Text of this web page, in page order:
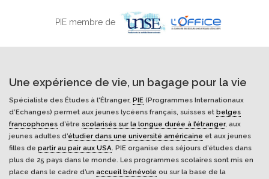
PIE membre de
Une expérience de vie, un bagage pour la vie
Spécialiste des Études à l'Étranger, PIE (Programmes Internationaux
d’Echanges) permet aux jeunes lycéens français, suisses et belges
francophones d’être scolarisés sur la longue durée à l’étranger, aux
jeunes adultes d’étudier dans une université américaine et aux jeunes
filles de partir au pair aux USA. PIE organise des séjours d’études dans
plus de 25 pays dans le monde. Les programmes scolaires sont mis en
place dans le cadre d’un accueil bénévole ou sur la base de la